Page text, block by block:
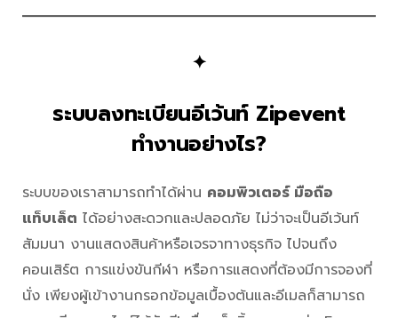
✦
ระบบลงทะเบียนอีเว้นท์ Zipevent
ทำงานอย่างไร?
ระบบของเราสามารถทำได้ผ่าน คอมพิวเตอร์ มือถือ
แท็บเล็ต ได้อย่างสะดวกและปลอดภัย ไม่ว่าจะเป็นอีเว้นท์
สัมมนา งานแสดงสินค้าหรือเจรจาทางธุรกิจ ไปจนถึง
คอนเสิร์ต การแข่งขันกีฬา หรือการแสดงที่ต้องมีการจองที่
นั่ง เพียงผู้เข้างานกรอกข้อมูลเบื้องต้นและอีเมลก็สามารถ